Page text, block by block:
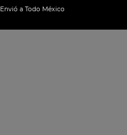
Envió a Todo México